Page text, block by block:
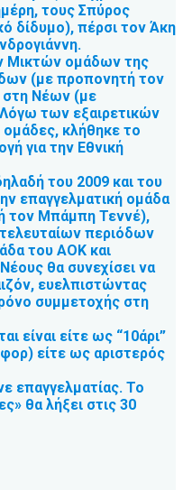
τους Σπύρος
δίδυμο), πέρσι τον Άκη
Μικτών ομάδων της
(με προπονητή τον
στη Νέων (με
των εξαιρετικών
κλήθηκε το
για την Εθνική
του 2009 και του
επαγγελματική ομάδα
τον Μπάμπη Τεννέ),
περιόδων
του ΑΟΚ και
θα συνεχίσει να
ευελπιστώντας
συμμετοχής στη
είναι είτε ως “10άρι”
είτε ως αριστερός
επαγγελματίας. Το
θα λήξει στις 30